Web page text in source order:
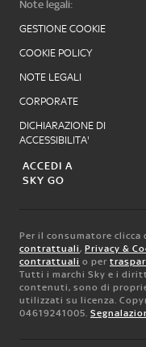
Note legali:
GESTIONE COOKIE
COOKIE POLICY
NOTE LEGALI
CORPORATE
DICHIARAZIONE DI
ACCESSIBILITA'
ACCEDI A
SKY GO
Per il consumatore clicca
contrattuali, Privacy &
contrattuali o per
Tutti i marchi Sky e i
contenuti, sono di
utilizzati su licenza.
04619241005.